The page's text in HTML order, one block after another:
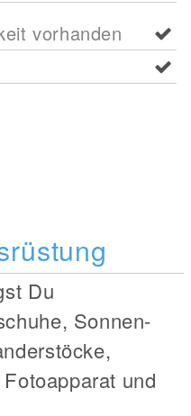
vorhanden
Du
Sonnen-
und